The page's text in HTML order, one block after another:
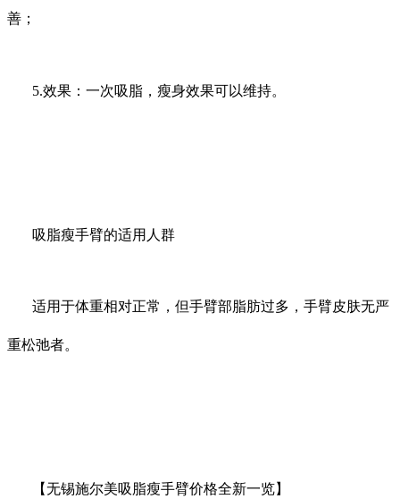
善；
5.效果：一次吸脂，瘦身效果可以维持。
吸脂瘦手臂的适用人群
适用于体重相对正常，但手臂部脂肪过多，手臂皮肤无严
重松弛者。
【无锡施尔美吸脂瘦手臂价格全新一览】